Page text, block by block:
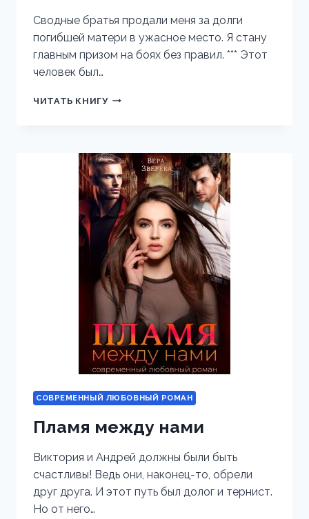
Сводные братья продали меня за долги
погибшей матери в ужасное место. Я стану
главным призом на боях без правил. *** Этот
человек был…
ЧИТАТЬ КНИГУЯ
СОВРЕМЕННЫЙ ЛЮБОВНЫЙ РОМАН
Пламя между нами
Виктория и Андрей должны были быть
счастливы! Ведь они, наконец-то, обрели
друг друга. И этот путь был долог и тернист.
Но от него…